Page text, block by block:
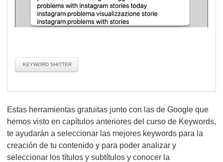
KEYWORD SHITTER
Estas herramientas gratuitas junto con las de Google que
hemos visto en capítulos anteriores del curso de Keywords,
te ayudarán a seleccionar las mejores keywords para la
creación de tu contenido y para poder analizar y
seleccionar los títulos y subtítulos y conocer la